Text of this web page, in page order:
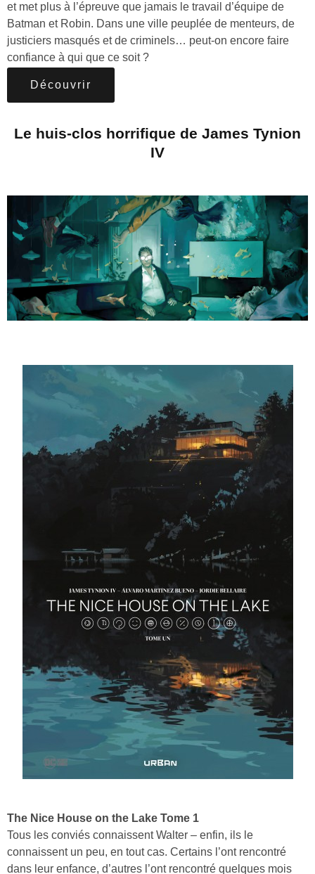
et met plus à l’épreuve que jamais le travail d’équipe de
Batman et Robin. Dans une ville peuplée de menteurs, de
justiciers masqués et de criminels… peut-on encore faire
confiance à qui que ce soit ?
Découvrir
Le huis-clos horrifique de James Tynion
IV
The Nice House on the Lake Tome 1
Tous les conviés connaissent Walter – enfin, ils le
connaissent un peu, en tout cas. Certains l’ont rencontré
dans leur enfance, d’autres l’ont rencontré quelques mois